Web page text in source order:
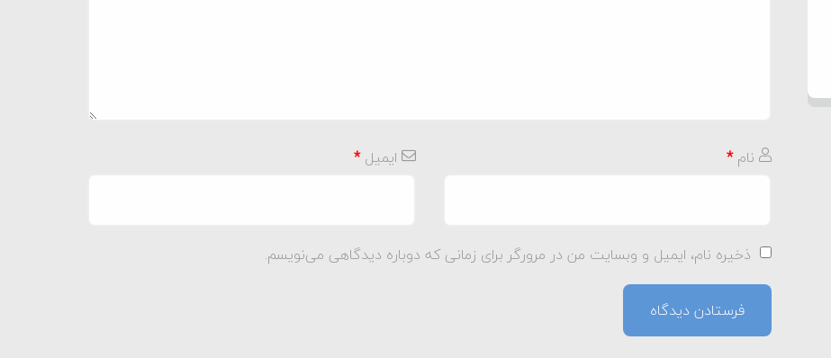
نام* ایمیل*
ذخیره نام، ایمیل و وبسایت من در مرورگر برای زمانی که دوباره دیدگاهی می‌نویسم.